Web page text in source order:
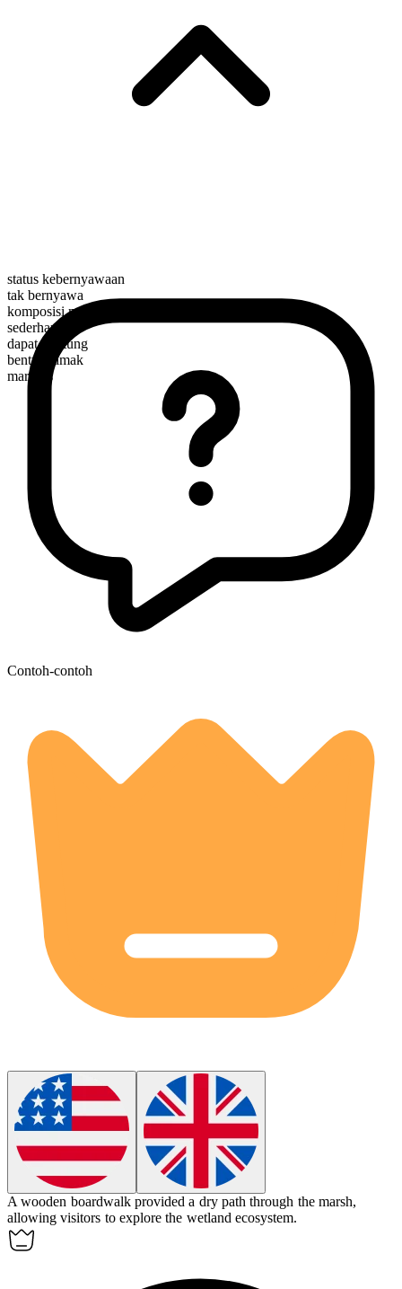
status kebernyawaan
tak bernyawa
komposisi morfologis
sederhana
dapat dihitung
bentuk jamak
marshes
Contoh-contoh
A wooden boardwalk provided a dry path through the marsh,
allowing visitors to explore the wetland ecosystem.